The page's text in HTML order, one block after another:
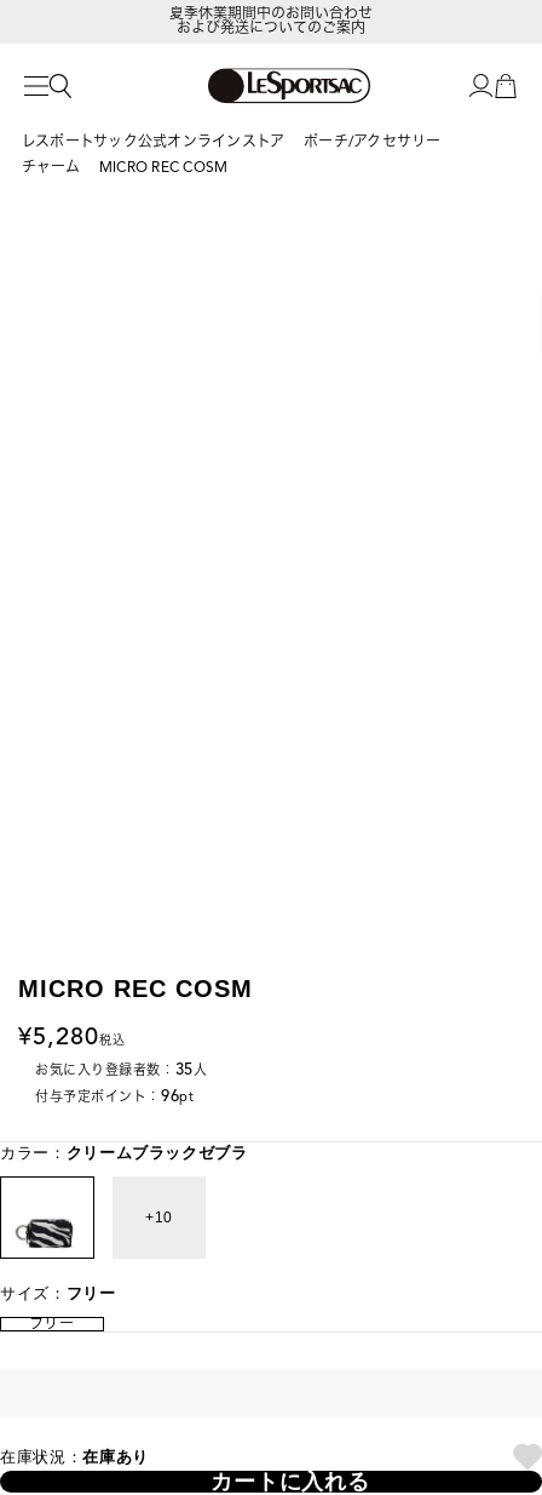
LeSportsac Member's Club
および発送についてのご案内
レスポートサック公式オンラインストア
ポーチ/アクセサリー
チャーム
MICRO REC COSM
MICRO REC COSM
5,280税込
お気に入り登録者数： 35人
付与予定ポイント： 96pt
カラー： クリームブラックゼブラ
10
サイズ： フリー
フリー
在庫状況：在庫あり
カートに入れる